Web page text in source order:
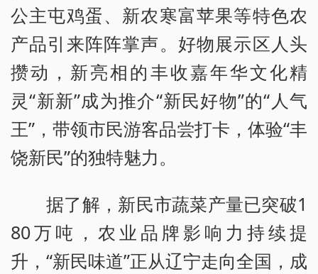
公主屯鸡蛋、新农寒富苹果等特色农
产品引来阵阵掌声。好物展示区人头
攒动，新亮相的丰收嘉年华文化精
灵“新新”成为推介“新民好物”的“人气
王”，带领市民游客品尝打卡，体验“丰
饶新民”的独特魅力。
据了解，新民市蔬菜产量已突破1
80万吨，农业品牌影响力持续提
升，“新民味道”正从辽宁走向全国，成